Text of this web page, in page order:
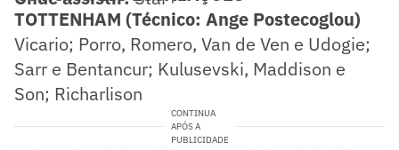
TOTTENHAM (Técnico: Ange Postecoglou)
Vicario; Porro, Romero, Van de Ven e Udogie;
Sarr e Bentancur; Kulusevski, Maddison e
Son; Richarlison
CONTINUA
APÓS A
PUBLICIDADE